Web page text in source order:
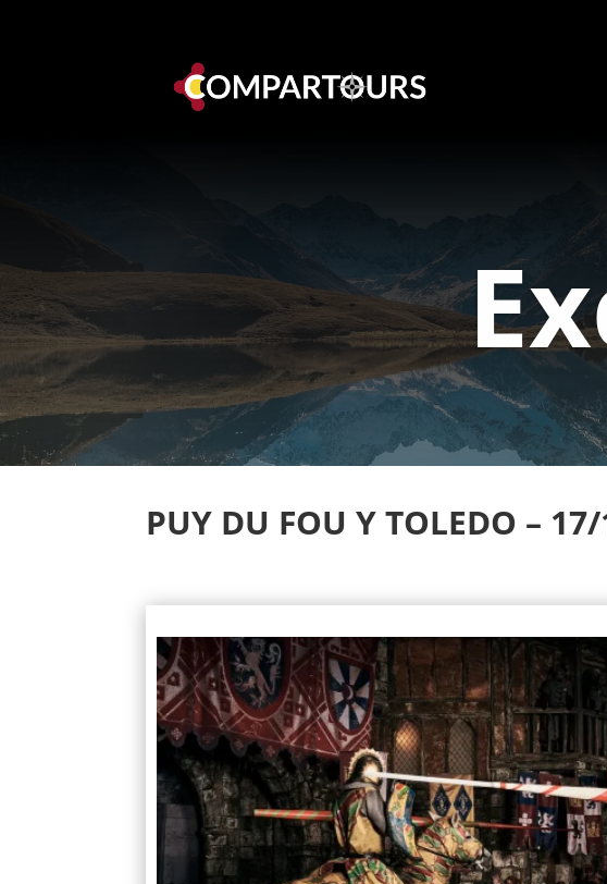
PUY DU FOU Y TOLEDO –